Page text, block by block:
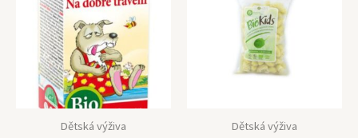
Dětská výživa Dětská výživa